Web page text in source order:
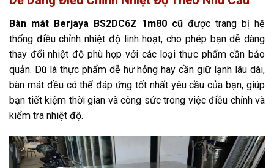
Bàn mát Berjaya BS2DC6Z 1m80 cũ được trang bị hệ
thống điều chỉnh nhiệt độ linh hoạt, cho phép bạn dễ dàng
thay đổi nhiệt độ phù hợp với các loại thực phẩm cần bảo
quản. Dù là thực phẩm dễ hư hỏng hay cần giữ lạnh lâu dài,
bàn mát đều có thể đáp ứng tốt nhất yêu cầu của bạn, giúp
bạn tiết kiệm thời gian và công sức trong việc điều chỉnh và
kiểm tra nhiệt độ.